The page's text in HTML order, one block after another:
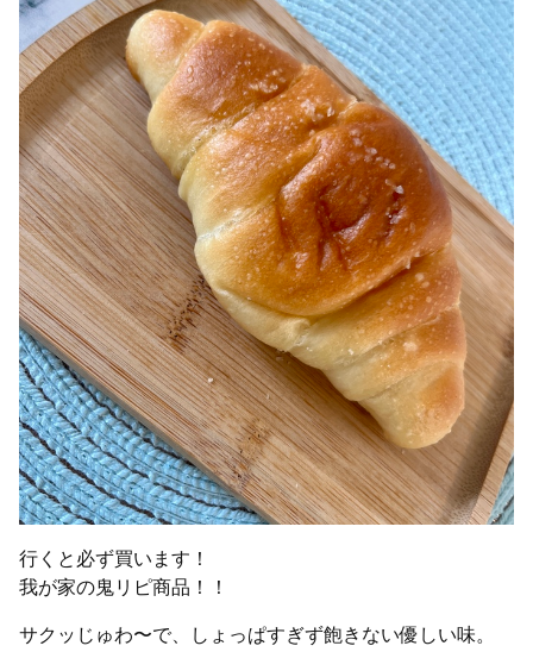
行くと必ず買います！
我が家の鬼リピ商品！！
サクッじゅわ〜で、しょっぱすぎず飽きない優しい味。